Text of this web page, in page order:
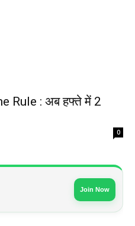
Rule : अब हफ्ते में 2
0
Join Now